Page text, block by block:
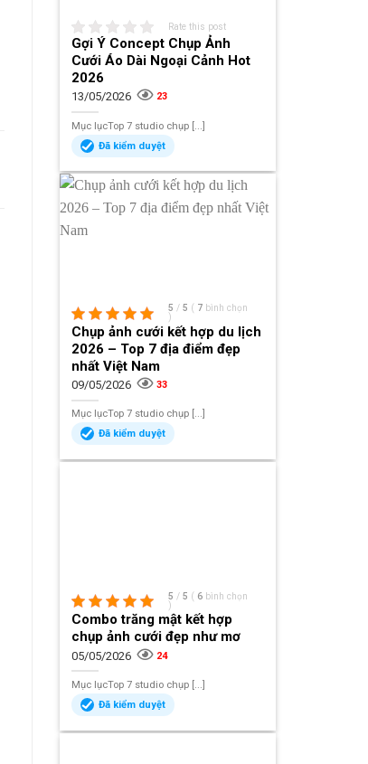
Rate this post
Gợi Ý Concept Chụp Ảnh
Cưới Áo Dài Ngoại Cảnh Hot
2026
13/05/2026 23
Mục lụcTop 7 studio chụp [...]
Đã kiểm duyệt
5 / 5 ( 7 bình chọn
)
Chụp ảnh cưới kết hợp du lịch
2026 – Top 7 địa điểm đẹp
nhất Việt Nam
09/05/2026 33
Mục lụcTop 7 studio chụp [...]
Đã kiểm duyệt
5 / 5 ( 6 bình chọn
)
Combo trăng mật kết hợp
chụp ảnh cưới đẹp như mơ
05/05/2026 24
Mục lụcTop 7 studio chụp [...]
Đã kiểm duyệt